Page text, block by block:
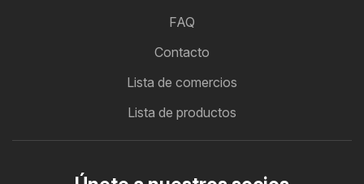
FAQ
Contacto
Lista de comercios
Lista de productos